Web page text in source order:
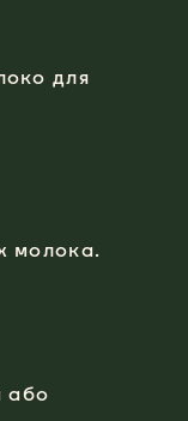
для
молока.
або